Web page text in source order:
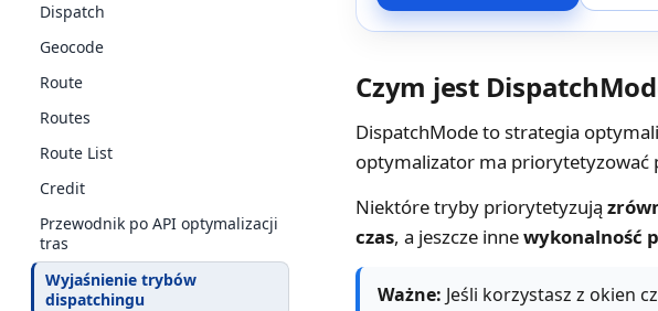
Dispatch
Geocode
Route
Routes
Route List
Credit
Przewodnik po API optymalizacji
tras
Wyjaśnienie trybów
dispatchingu
Czym jest
DispatchMode to strategia
optymalizator ma priorytetyzować
Niektóre tryby priorytetyzują
czas, a jeszcze innewykonalność
Ważne: Jeśli korzystasz z okien